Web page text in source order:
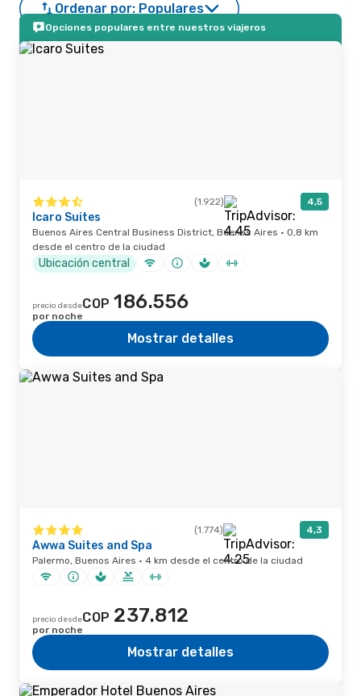
Ordenar por: Populares
Opciones populares entre nuestros viajeros
(1.922) 4,5
Icaro Suites
Buenos Aires Central Business District, Buenos Aires · 0,8 km
desde el centro de la ciudad
Ubicación central
precio desdeCOP 186.556
por noche
Mostrar detalles
(1.774) 4,3
Awwa Suites and Spa
Palermo, Buenos Aires · 4 km desde el centro de la ciudad
precio desdeCOP 237.812
por noche
Mostrar detalles